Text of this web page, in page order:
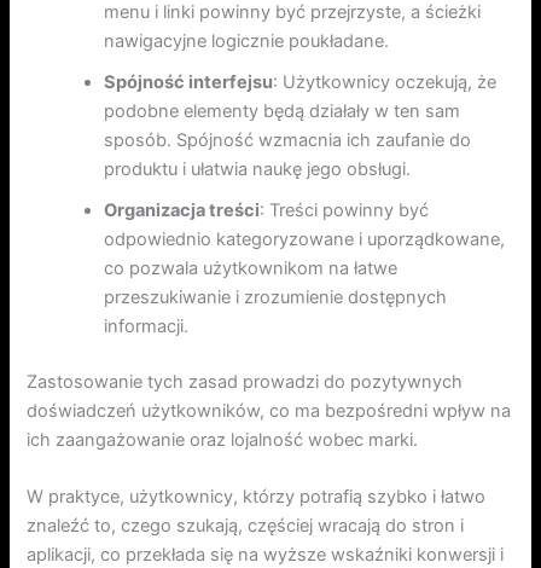
menu i linki powinny być przejrzyste, a ścieżki
nawigacyjne logicznie poukładane.
Spójność interfejsu: Użytkownicy oczekują, że
podobne elementy będą działały w ten sam
sposób. Spójność wzmacnia ich zaufanie do
produktu i ułatwia naukę jego obsługi.
Organizacja treści: Treści powinny być
odpowiednio kategoryzowane i uporządkowane,
co pozwala użytkownikom na łatwe
przeszukiwanie i zrozumienie dostępnych
informacji.
Zastosowanie tych zasad prowadzi do pozytywnych
doświadczeń użytkowników, co ma bezpośredni wpływ na
ich zaangażowanie oraz lojalność wobec marki.
W praktyce, użytkownicy, którzy potrafią szybko i łatwo
znaleźć to, czego szukają, częściej wracają do stron i
aplikacji, co przekłada się na wyższe wskaźniki konwersji i